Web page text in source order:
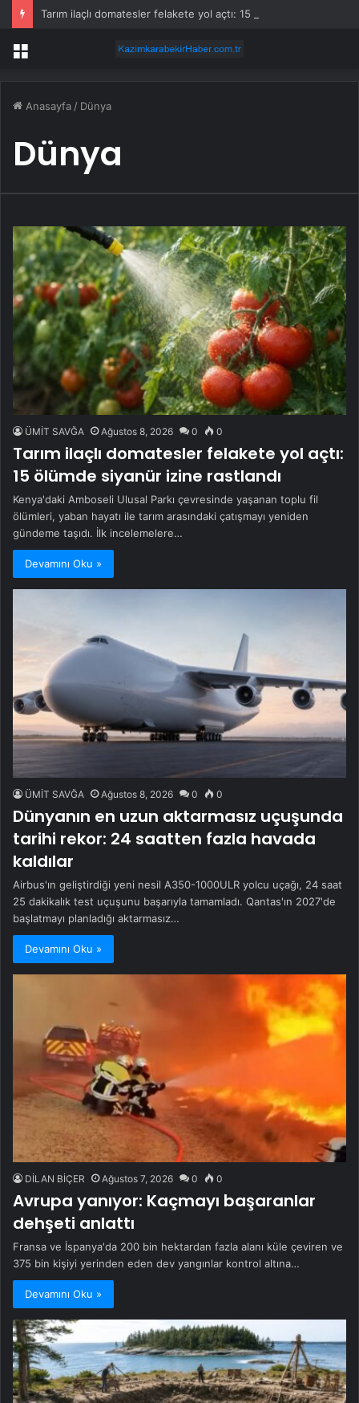
Menü
Anasayfa / Dünya
Dünya
ÜMİT SAVĞA Ağustos 8, 2026 0 0
Tarım ilaçlı domatesler felakete yol açtı:
15 ölümde siyanür izine rastlandı
Kenya'daki Amboseli Ulusal Parkı çevresinde yaşanan toplu fil
ölümleri, yaban hayatı ile tarım arasındaki çatışmayı yeniden
gündeme taşıdı. İlk incelemelere…
Devamını Oku »
ÜMİT SAVĞA Ağustos 8, 2026 0 0
Dünyanın en uzun aktarmasız uçuşunda
tarihi rekor: 24 saatten fazla havada
kaldılar
Airbus'ın geliştirdiği yeni nesil A350-1000ULR yolcu uçağı, 24 saat
25 dakikalık test uçuşunu başarıyla tamamladı. Qantas'ın 2027'de
başlatmayı planladığı aktarmasız…
Devamını Oku »
DİLAN BİÇER Ağustos 7, 2026 0 0
Avrupa yanıyor: Kaçmayı başaranlar
dehşeti anlattı
Fransa ve İspanya'da 200 bin hektardan fazla alanı küle çeviren ve
375 bin kişiyi yerinden eden dev yangınlar kontrol altına…
Devamını Oku »